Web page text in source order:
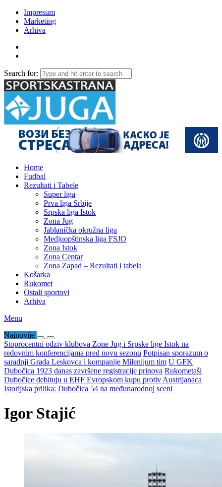
Impresum
Marketing
Arhiva
Search for:
Home
Fudbal
Rezultati i Tabele
Super liga
Prva liga Srbije
Srpska liga Istok
Zona Jug
Jablanička okružna liga
Medjuopštinska liga FSJO
Zona Istok
Zona Centar
Zona Zapad – Rezultati i tabela
Košarka
Rukomet
Ostali sportovi
Arhiva
Menu
Najnovije
Stoprocentni odziv klubova Zone Jug i Srpske lige Istok na
redovnim konferencijama pred novu sezonu Potpisan sporazum o
saradnji Grada Leskovca i kompanije Milenijum tim U GFK
Dubočica 1923 danas završene registracije prinova Rukometaši
Dubočice debituju u EHF Evropskom kupu protiv Austrijanaca
Istorijska prilika: Dubočica 54 na međunarodnoj sceni
Igor Stajić